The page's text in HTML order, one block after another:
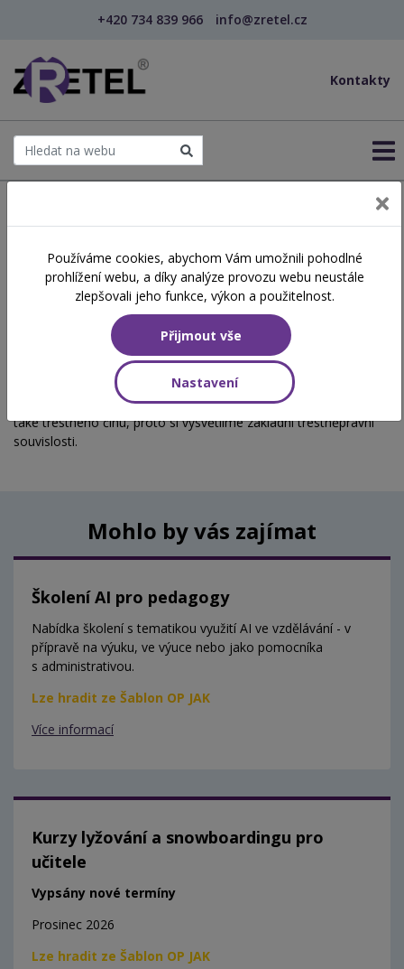
+420 734 839 966 info@zretel.cz
Kontakty
Šikana ve škole
Obsah školení
Jakých forem nejčastěji nabývá šikana ve školním prostředí? Jak
se jí může bránit dítě? A jak situaci řešit, pokud ve škole šikanují
Vaše dítě? Rozebereme si právní povinnosti jednotlivých aktérů
ve škole i to, jak by měl spolupracovat rodič. Šikana může nabýt
také trestného činu, proto si vysvětlíme základní trestněprávní
souvislosti.
Mohlo by vás zajímat
Školení AI pro pedagogy
Nabídka školení s tematikou využití AI ve vzdělávání - v
přípravě na výuku, ve výuce nebo jako pomocníka
s administrativou.
Lze hradit ze Šablon OP JAK
Více informací
Kurzy lyžování a snowboardingu pro
učitele
Vypsány nové termíny
Prosinec 2026
Lze hradit ze Šablon OP JAK
Používáme cookies, abychom Vám umožnili pohodlné
prohlížení webu, a díky analýze provozu webu neustále
zlepšovali jeho funkce, výkon a použitelnost.
Přijmout vše
Nastavení